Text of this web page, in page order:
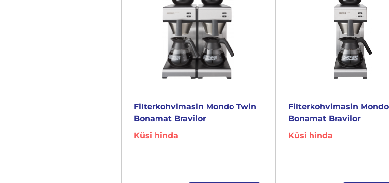
Filterkohvimasin Mondo Twin
Bonamat Bravilor
Küsi hinda
Filterkohvimasin Mondo
Bonamat Bravilor
Küsi hinda